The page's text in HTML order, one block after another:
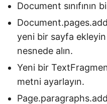
Document sınıfının
yeni bir sayfa ekleyin
nesnede alın.
Yeni bir
metni ayarlayın.